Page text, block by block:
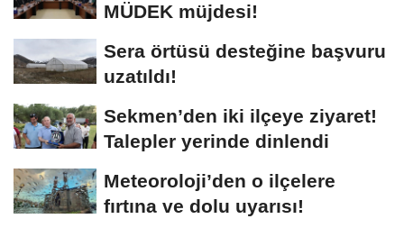
MÜDEK müjdesi!
Sera örtüsü desteğine başvuru
uzatıldı!
Sekmen’den iki ilçeye ziyaret!
Talepler yerinde dinlendi
Meteoroloji’den o ilçelere
fırtına ve dolu uyarısı!